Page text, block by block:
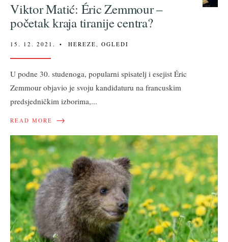
Viktor Matić: Éric Zemmour –
početak kraja tiranije centra?
15. 12. 2021. • HEREZE, OGLEDI
U podne 30. studenoga, popularni spisatelj i esejist Éric
Zemmour objavio je svoju kandidaturu na francuskim
predsjedničkim izborima,...
READ MORE →